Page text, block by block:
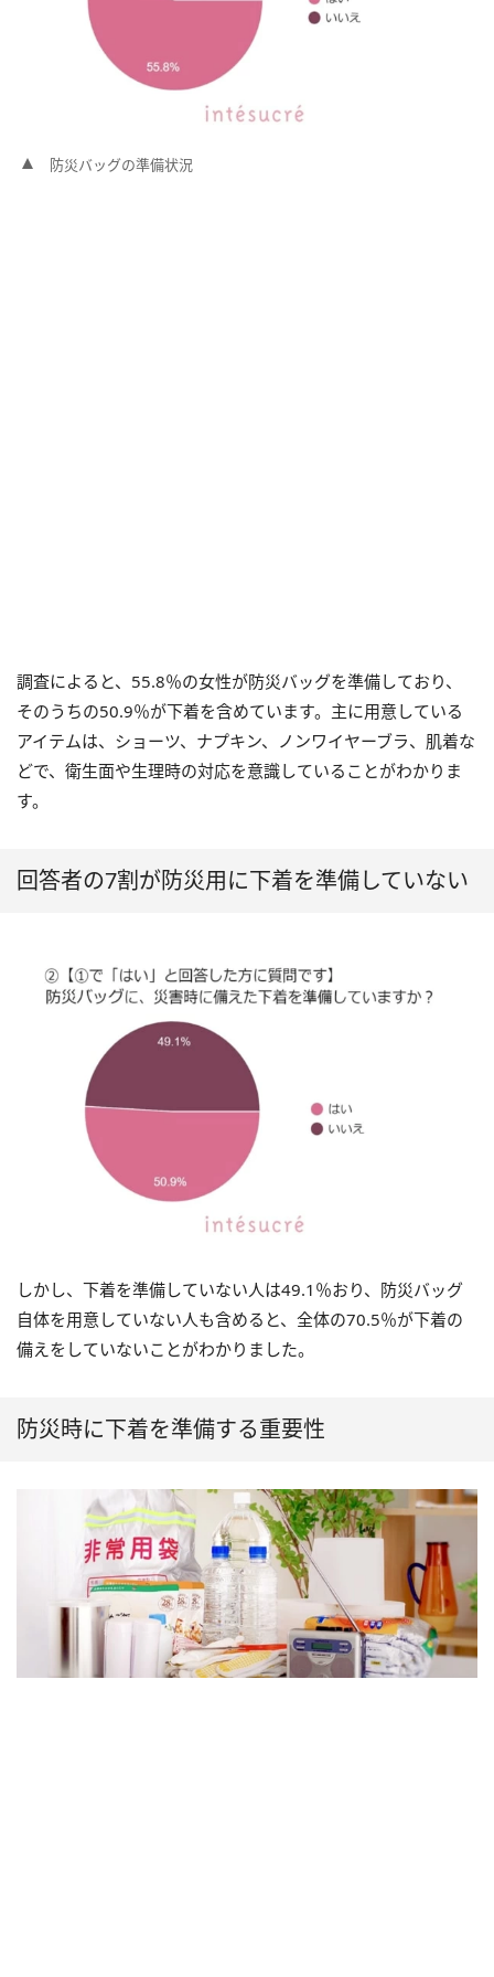
防災バッグの準備状況
調査によると、55.8％の女性が防災バッグを準備しており、
そのうちの50.9％が下着を含めています。主に用意している
アイテムは、ショーツ、ナプキン、ノンワイヤーブラ、肌着な
どで、衛生面や生理時の対応を意識していることがわかりま
す。
回答者の7割が防災用に下着を準備していない
しかし、下着を準備していない人は49.1％おり、防災バッグ
自体を用意していない人も含めると、全体の70.5％が下着の
備えをしていないことがわかりました。
防災時に下着を準備する重要性